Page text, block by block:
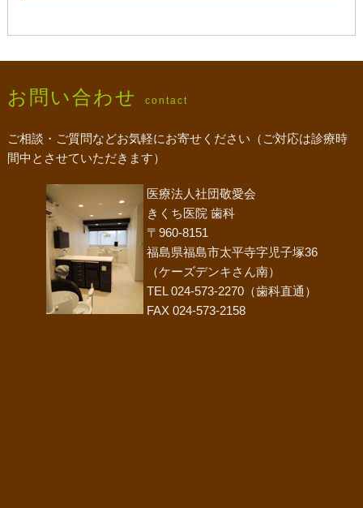
お問い合わせ contact
ご相談・ご質問などお気軽にお寄せください（ご対応は診療時
間中とさせていただきます）
医療法人社団敬愛会
きくち医院 歯科
〒960-8151
福島県福島市太平寺字児子塚36
（ケーズデンキさん南）
TEL 024-573-2270（歯科直通）
FAX 024-573-2158